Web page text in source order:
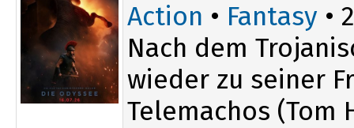
Action • Fantasy •
Nach dem
wieder zu seiner
Telemachos (Tom